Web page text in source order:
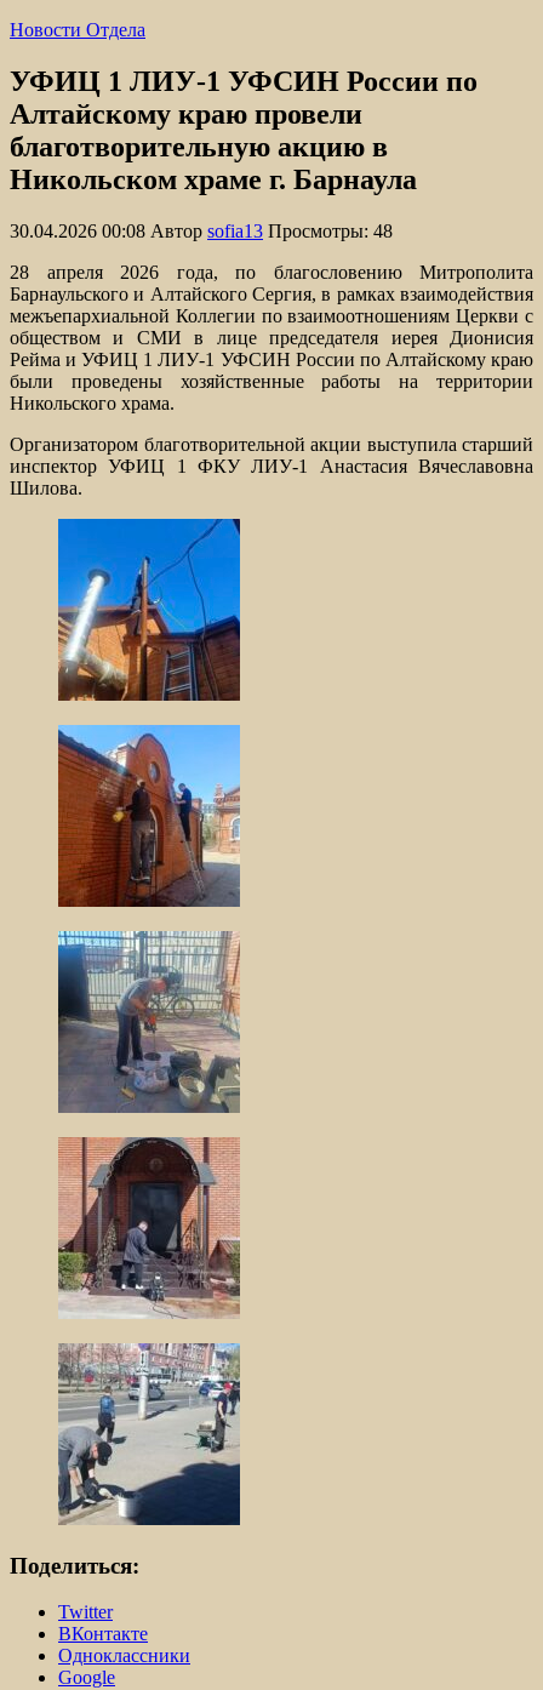
Новости Отдела
УФИЦ 1 ЛИУ-1 УФСИН России по
Алтайскому краю провели
благотворительную акцию в
Никольском храме г. Барнаула
30.04.2026 00:08 Автор sofia13 Просмотры: 48
28 апреля 2026 года, по благословению Митрополита
Барнаульского и Алтайского Сергия, в рамках взаимодействия
межъепархиальной Коллегии по взаимоотношениям Церкви с
обществом и СМИ в лице председателя иерея Дионисия
Рейма и УФИЦ 1 ЛИУ-1 УФСИН России по Алтайскому краю
были проведены хозяйственные работы на территории
Никольского храма.
Организатором благотворительной акции выступила старший
инспектор УФИЦ 1 ФКУ ЛИУ-1 Анастасия Вячеславовна
Шилова.
Поделиться:
Twitter
ВКонтакте
Одноклассники
Google